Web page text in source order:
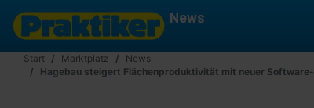
News
Start Marktplatz
News
Hagebau steigert Flächenproduktivität mit neuer